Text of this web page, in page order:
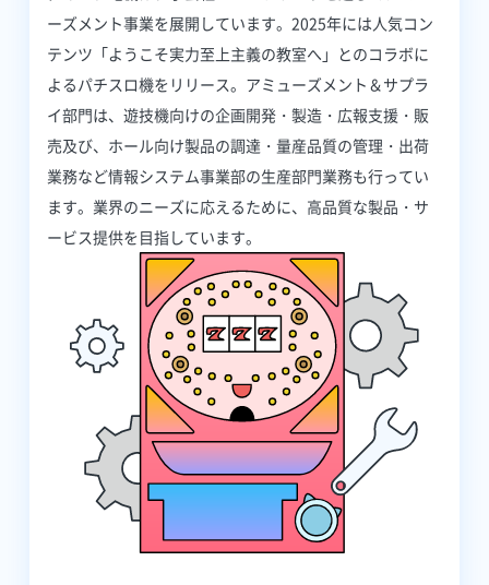
ーズメント事業を展開しています。2025年には人気コン
テンツ「ようこそ実力至上主義の教室へ」とのコラボに
よるパチスロ機をリリース。アミューズメント＆サプラ
イ部門は、遊技機向けの企画開発・製造・広報支援・販
売及び、ホール向け製品の調達・量産品質の管理・出荷
業務など情報システム事業部の生産部門業務も行ってい
ます。業界のニーズに応えるために、高品質な製品・サ
ービス提供を目指しています。